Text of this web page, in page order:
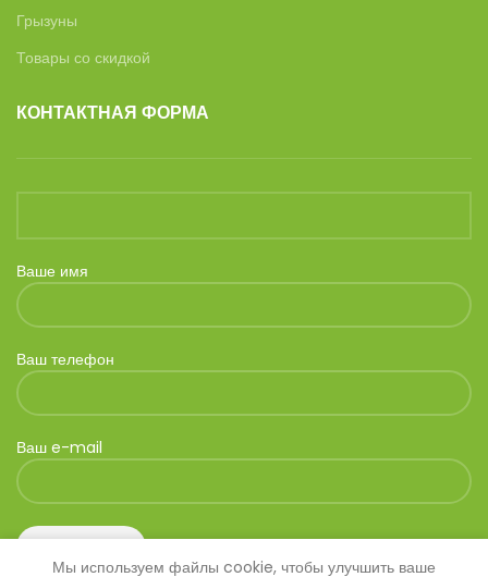
Грызуны
Товары со скидкой
КОНТАКТНАЯ ФОРМА
Ваше имя
Ваш телефон
Ваш e-mail
Мы используем файлы cookie, чтобы улучшить ваше